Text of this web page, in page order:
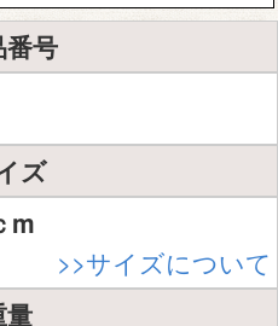
号
ズ
m
>>サイズについて
量